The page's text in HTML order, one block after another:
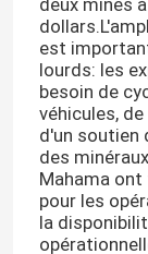
nouvelles
Tous les cas
Le camion à
HOWO Tête
deux mines
est
lourds: les
besoin de
véhicules,
d'un soutien
des
Mahama
pour les
la